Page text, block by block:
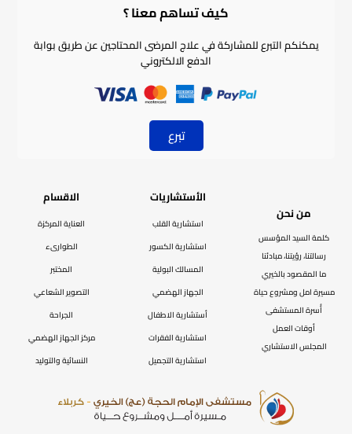
الاقسام
العناية المركزة
الطوارىء
المختبر
التصوير الشعاعي
الجراحة
مركز الجهاز الهضمي
النسائية والتوليد
الأستشاريات
استشارية القلب
استشارية الكسور
المسالك البولية
الجهاز الهضمي
أستشارية الاطفال
استشارية الفقرات
استشارية التجميل
من نحن
كلمة السيد المؤسس
رسالتنا، رؤيتنا، مبادئنا
ما المقصود بالخيري
مسيرة امل ومشروع حياة
أُسرة المستشفى
أوقات العمل
المجلس الاستشاري
كيف تساهم معنا ؟​
يمكنكم التبرع للمشاركة في علاج المرضى المحتاجين عن طريق بوابة
الدفع الالكتروني
تبرع